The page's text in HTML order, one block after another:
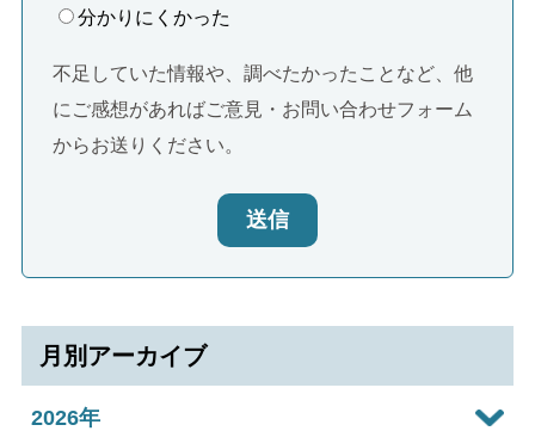
分かりにくかった
不足していた情報や、調べたかったことなど、他
にご感想があればご意見・お問い合わせフォーム
からお送りください。
送信
月別アーカイブ
2026年